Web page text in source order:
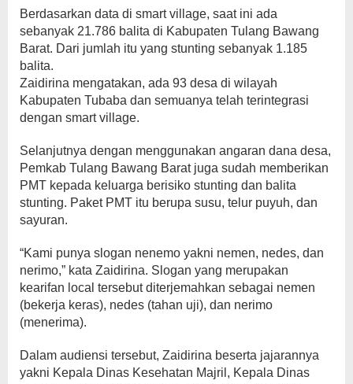
Berdasarkan data di smart village, saat ini ada
sebanyak 21.786 balita di Kabupaten Tulang Bawang
Barat. Dari jumlah itu yang stunting sebanyak 1.185
balita.
Zaidirina mengatakan, ada 93 desa di wilayah
Kabupaten Tubaba dan semuanya telah terintegrasi
dengan smart village.
Selanjutnya dengan menggunakan angaran dana desa,
Pemkab Tulang Bawang Barat juga sudah memberikan
PMT kepada keluarga berisiko stunting dan balita
stunting. Paket PMT itu berupa susu, telur puyuh, dan
sayuran.
“Kami punya slogan nenemo yakni nemen, nedes, dan
nerimo,” kata Zaidirina. Slogan yang merupakan
kearifan local tersebut diterjemahkan sebagai nemen
(bekerja keras), nedes (tahan uji), dan nerimo
(menerima).
Dalam audiensi tersebut, Zaidirina beserta jajarannya
yakni Kepala Dinas Kesehatan Majril, Kepala Dinas